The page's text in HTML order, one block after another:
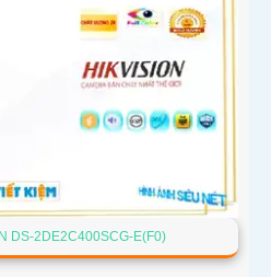
DS-2DE2C400SCG-E(F0)